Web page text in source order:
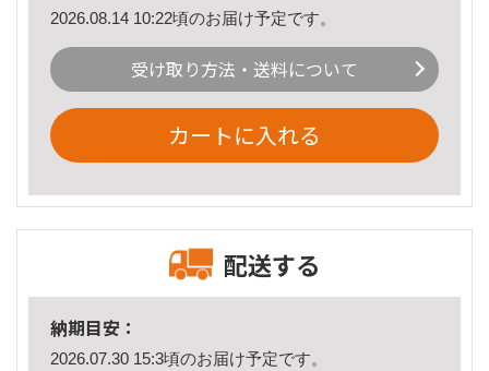
2026.08.14 10:22頃のお届け予定です。
受け取り方法・送料について
カートに入れる
配送する
納期目安：
2026.07.30 15:3頃のお届け予定です。